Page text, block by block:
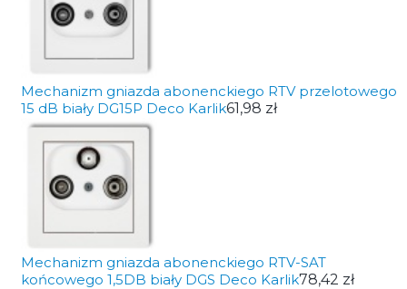
Mechanizm gniazda abonenckiego RTV przelotowego
15 dB biały DG15P Deco Karlik61,98 zł
Mechanizm gniazda abonenckiego RTV-SAT
końcowego 1,5DB biały DGS Deco Karlik78,42 zł